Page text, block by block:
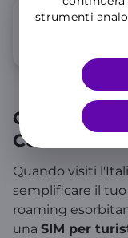
strumenti
Posso
in altri
Offerte SIM
Connettività
Quando visiti
semplificare il
roaming
una SIM per